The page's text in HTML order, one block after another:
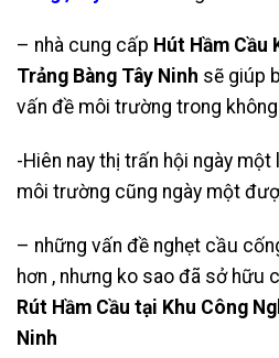
– nhà cung cấp Hút Hầm Cầu
Trảng Bàng Tây Ninh sẽ giúp
vấn đề môi trường trong
-Hiên nay thị trấn hội ngày một
môi trường cũng ngày một
– những vấn đề nghẹt cầu
hơn , nhưng ko sao đã sở hữu
Rút Hầm Cầu tại Khu Công
Ninh